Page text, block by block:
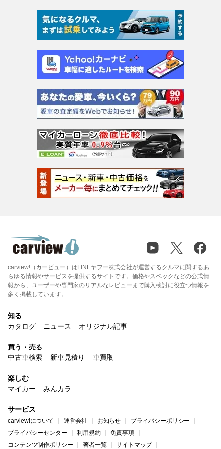
carview!（カービュー）はLINEヤフー株式会社が運営するクルマに関するあ
らゆる情報やサービスを提供するサイトです。価格やスペックなどの公式情
報から、ユーザーや専門家のリアルなレビューまで購入検討に役立つ情報を
多く掲載しています。
知る
カタログ
ニュース オリジナル記事
買う・売る
中古車検索
新車見積り 車買取
楽しむ
マイカー
みんカラ
サービス
carview!について 運営会社 お知らせ
プライバシーポリシー
プライバシーセンター
利用規約
免責事項
コンテンツ制作ポリシー
著者一覧 サイトマップ